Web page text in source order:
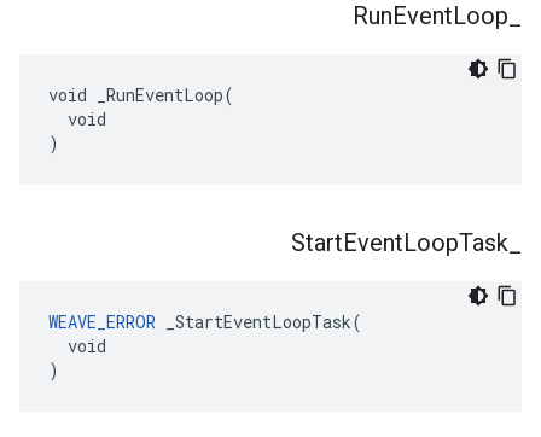
RunEventLoop
void _RunEventLoop(
  void
)
StartEventLoopTask
WEAVE_ERROR _StartEventLoopTask(
  void
)